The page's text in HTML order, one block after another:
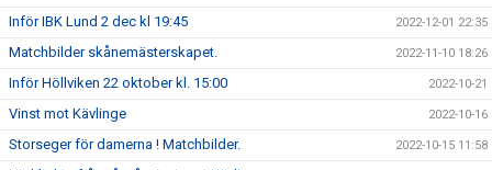
Inför IBK Lund 2 dec kl 19:45 2022-12-01 22:35
Matchbilder skånemästerskapet. 2022-11-10 18:26
Inför Höllviken 22 oktober kl. 15:00 2022-10-21
Vinst mot Kävlinge 2022-10-16
Storseger för damerna ! Matchbilder. 2022-10-15 11:58